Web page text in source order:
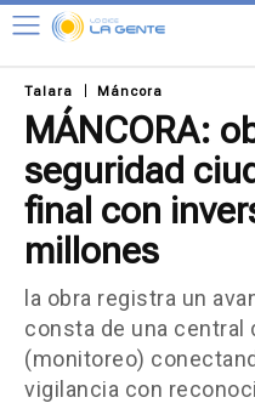
Talara Máncora
MÁNCORA:
seguridad
final con
millones
la obra registra un
consta de una central
(monitoreo)
vigilancia con